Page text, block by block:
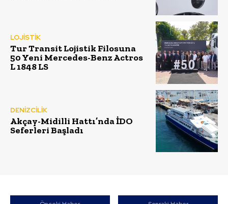
LOJİSTİK
Tur Transit Lojistik Filosuna
50 Yeni Mercedes-Benz Actros
L 1848 LS
DENİZCİLİK
Akçay-Midilli Hattı’nda İDO
Seferleri Başladı